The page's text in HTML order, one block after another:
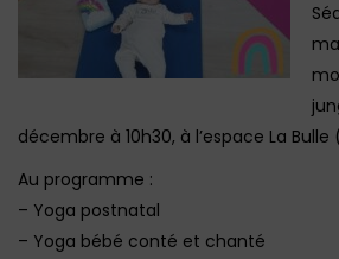
décembre à 10h30, à l’espace La
Au programme :
– Yoga postnatal
– Yoga bébé conté et chanté